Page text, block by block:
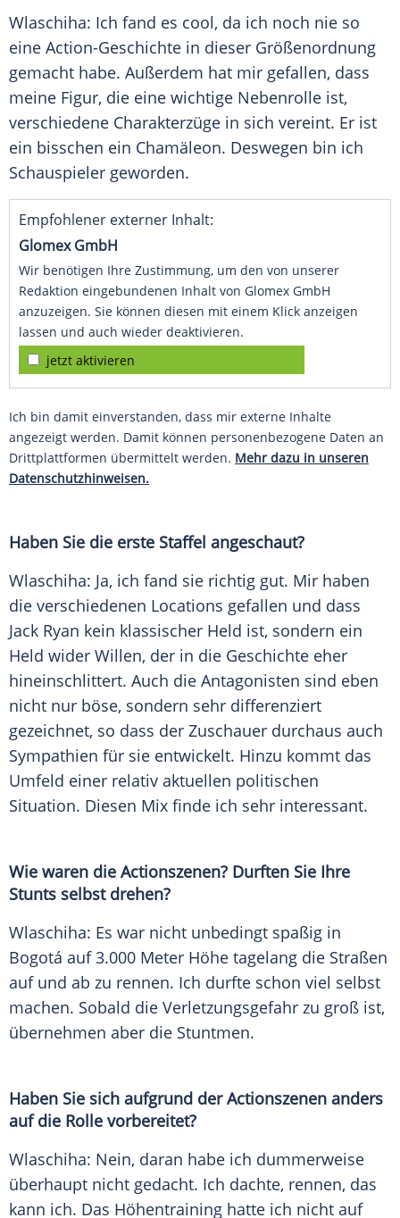
Wlaschiha: Ich fand es cool, da ich noch nie so
eine Action-Geschichte in dieser Größenordnung
gemacht habe. Außerdem hat mir gefallen, dass
meine Figur, die eine wichtige Nebenrolle ist,
verschiedene Charakterzüge in sich vereint. Er ist
ein bisschen ein Chamäleon. Deswegen bin ich
Schauspieler geworden.
Empfohlener externer Inhalt:
Glomex GmbH
Wir benötigen Ihre Zustimmung, um den von unserer
Redaktion eingebundenen Inhalt von Glomex GmbH
anzuzeigen. Sie können diesen mit einem Klick anzeigen
lassen und auch wieder deaktivieren.
jetzt aktivieren
Ich bin damit einverstanden, dass mir externe Inhalte
angezeigt werden. Damit können personenbezogene Daten an
Drittplattformen übermittelt werden. Mehr dazu in unseren
Datenschutzhinweisen.
Haben Sie die erste Staffel angeschaut?
Wlaschiha: Ja, ich fand sie richtig gut. Mir haben
die verschiedenen Locations gefallen und dass
Jack Ryan kein klassischer Held ist, sondern ein
Held wider Willen, der in die Geschichte eher
hineinschlittert. Auch die Antagonisten sind eben
nicht nur böse, sondern sehr differenziert
gezeichnet, so dass der Zuschauer durchaus auch
Sympathien für sie entwickelt. Hinzu kommt das
Umfeld einer relativ aktuellen politischen
Situation. Diesen Mix finde ich sehr interessant.
Wie waren die Actionszenen? Durften Sie Ihre
Stunts selbst drehen?
Wlaschiha: Es war nicht unbedingt spaßig in
Bogotá auf 3.000 Meter Höhe tagelang die Straßen
auf und ab zu rennen. Ich durfte schon viel selbst
machen. Sobald die Verletzungsgefahr zu groß ist,
übernehmen aber die Stuntmen.
Haben Sie sich aufgrund der Actionszenen anders
auf die Rolle vorbereitet?
Wlaschiha: Nein, daran habe ich dummerweise
überhaupt nicht gedacht. Ich dachte, rennen, das
kann ich. Das Höhentraining hatte ich nicht auf